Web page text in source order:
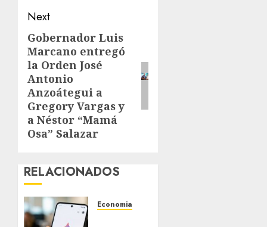
Next
Next
post:
Gobernador Luis
Marcano entregó
la Orden José
Antonio
Anzoátegui a
Gregory Vargas y
a Néstor “Mamá
Osa” Salazar
RELACIONADOS
Economia